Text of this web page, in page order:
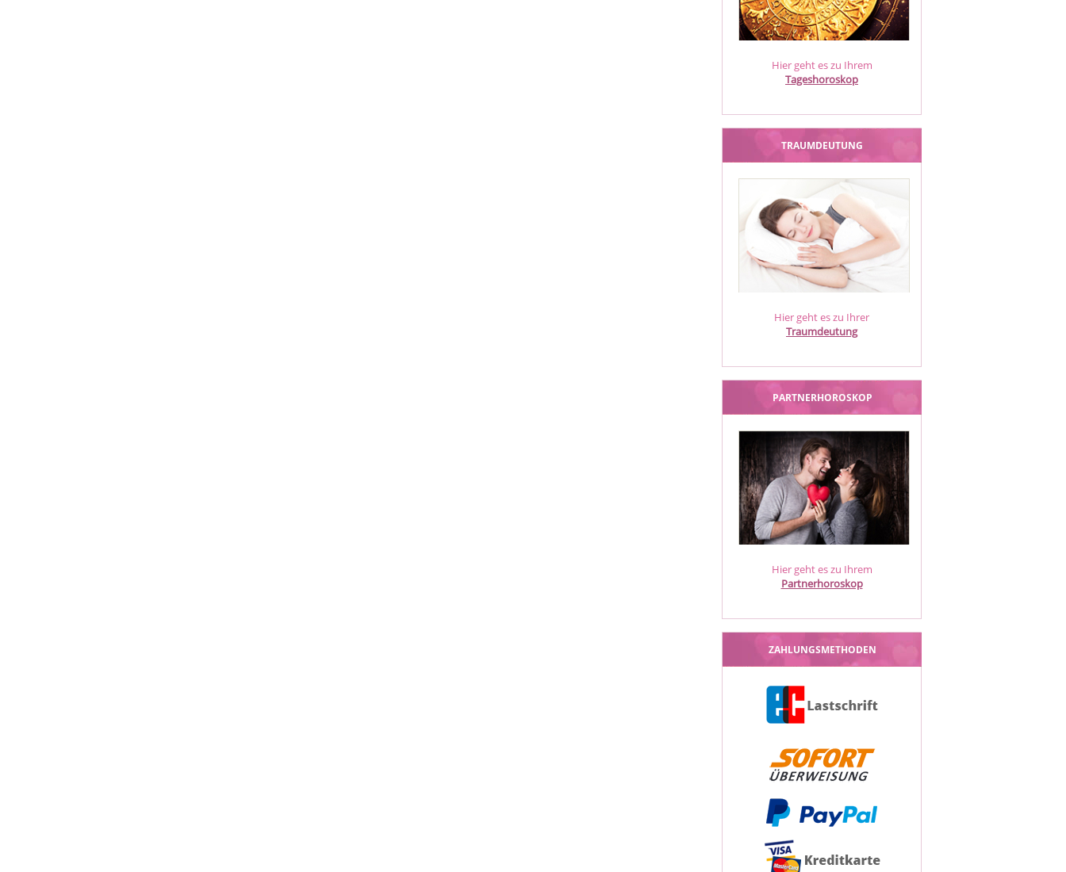
Hier geht es zu Ihrem
Tageshoroskop
TRAUMDEUTUNG
Hier geht es zu Ihrer
Traumdeutung
PARTNERHOROSKOP
Hier geht es zu Ihrem
Partnerhoroskop
ZAHLUNGSMETHODEN